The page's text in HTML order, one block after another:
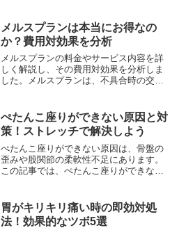
メルスプランは本当にお得なの
か？費用対効果を分析
メルスプランの料金やサービス内容を詳
しく解説し、その費用対効果を分析しま
した。メルスプランは、不具合時の交換
と言えます。その他の購入方法と比較し
ても、多くの利点があり、お得に利用す
るための方法も紹介しました。
ぺたんこ座りができない原因と対
策！ストレッチで解決しよう
ぺたんこ座りができない原因は、骨盤の
歪みや股関節の柔軟性不足にあります。
この記事では、ぺたんこ座りができない
取り入れ、健康的な体を手に入れましょ
う。
胃がキリキリ痛い時の即効対処
法！効果的なツボ5選